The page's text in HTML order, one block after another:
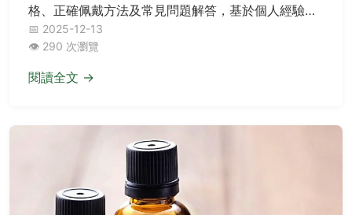
格、正確佩戴方法及常見問題解答，基於個人經驗分
享實用資訊，幫助您充分發揮托帕石功效。
📅 2025-12-13
👁️ 290 次瀏覽
閱讀全文 →